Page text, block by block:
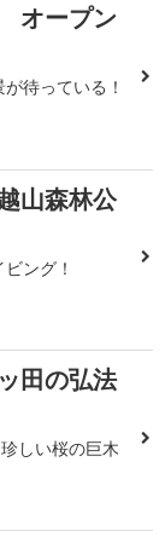
オープン
待っている！
山森林公
ング！
田の弘法
しい桜の巨木